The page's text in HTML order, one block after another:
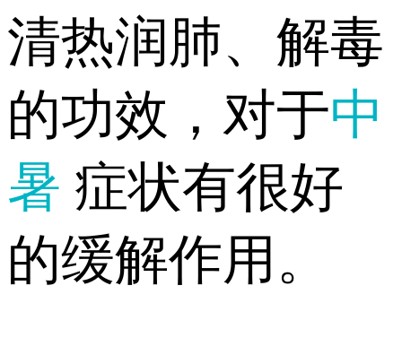
清热润肺、解毒
的功效，对于中
暑 症状有很好
的缓解作用。